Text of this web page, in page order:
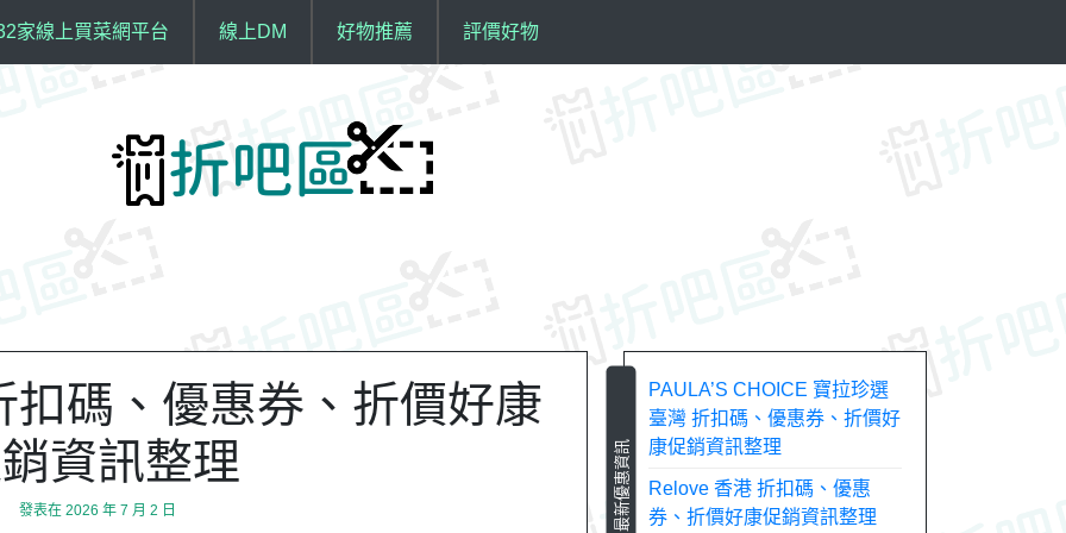
家線上買菜網平台 線上DM 好物推薦 評價好物
扣碼、優惠券、折價好康
資訊整理
發表在 2026 年 7 月 2 日 最新優惠資訊
PAULA’S CHOICE 寶拉珍選
臺灣 折扣碼、優惠券、折價好
康促銷資訊整理
Relove 香港 折扣碼、優惠
券、折價好康促銷資訊整理